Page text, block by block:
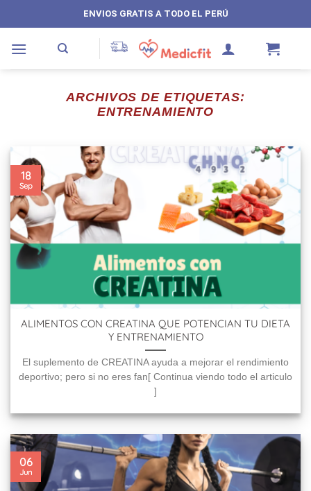
al
contenido
ENVIOS GRATIS A TODO EL PERÚ
ARCHIVOS DE ETIQUETAS:
ENTRENAMIENTO
ALIMENTOS CON CREATINA QUE POTENCIAN TU DIETA
Y ENTRENAMIENTO
El suplemento de CREATINA ayuda a mejorar el rendimiento
deportivo; pero si no eres fan[ Continua viendo todo el articulo
]
18
Sep
06
Jun